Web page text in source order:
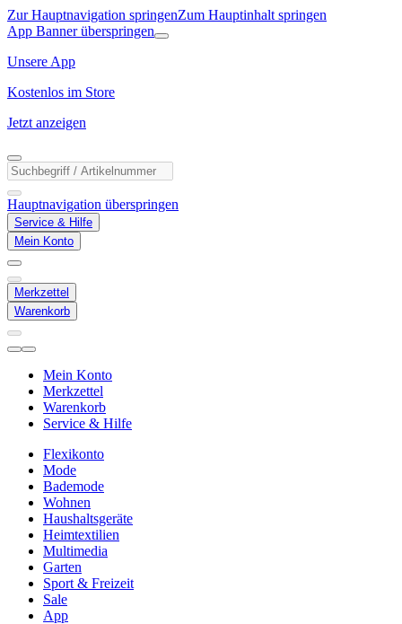
Zur Hauptnavigation springenZum Hauptinhalt springen
App Banner überspringen
Unsere App
Kostenlos im Store
Jetzt anzeigen
Hauptnavigation überspringen
Service & Hilfe
Mein Konto
Merkzettel
Warenkorb
Mein Konto
Merkzettel
Warenkorb
Service & Hilfe
Flexikonto
Mode
Bademode
Wohnen
Haushaltsgeräte
Heimtextilien
Multimedia
Garten
Sport & Freizeit
Sale
App